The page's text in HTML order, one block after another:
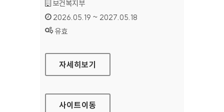
기관명 :
보건복지부
인증기간 :
2026.05.19 ~ 2027.05.18
상태 :
유효
보건복지부 어린이
자세히보기
사이트이동